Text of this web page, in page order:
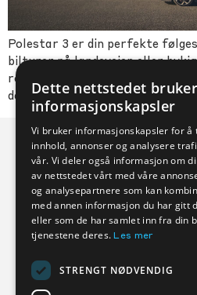
Polestar 3 er din perfekte
bilturer på landeveien eller
romslige interiør og avanserte
den deg en trygg og
Veihjelp:
MG: 22 22 27 15
Dette nettstedet bruker
informasjonskapsler
Vi bruker informasjonskapsler for å
innhold, annonser og analysere
vår. Vi deler også informasjon om
av nettstedet vårt med våre
og analysepartnere som kan
med annen informasjon du har gitt
eller som de har samlet inn fra din
tjenestene deres.Les mer
STRENGT NØDVENDIG